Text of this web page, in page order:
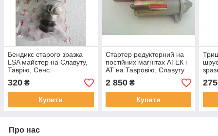
Бендикс старого зразка
LSA майстер на Славуту,
Таврію, Сенс.
320 ₴
Купити
Стартер редукторний на
постійних магнітах АТЕК і
АТ на Тавровію, Славуту
2 850₴
Купити
275
Про нас